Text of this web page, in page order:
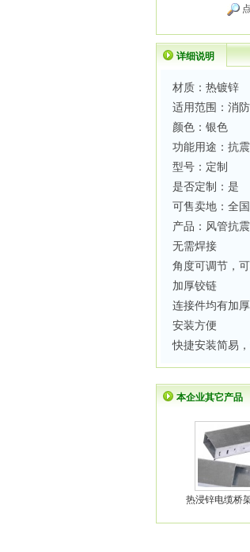
详细说明
材质：热镀锌
适用范围：消
颜色：银色
功能用途：抗
型号：定制
是否定制：是
可售卖地：全国
产品：风管抗
无需焊接
角度可调节，
加厚铰链
连接件均有加
安装方便
快捷安装简易
本企业其它产品
热浸锌电缆桥